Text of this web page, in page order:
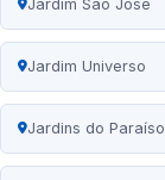
Jardim São José
Jardim Universo
Jardins do Paraíso